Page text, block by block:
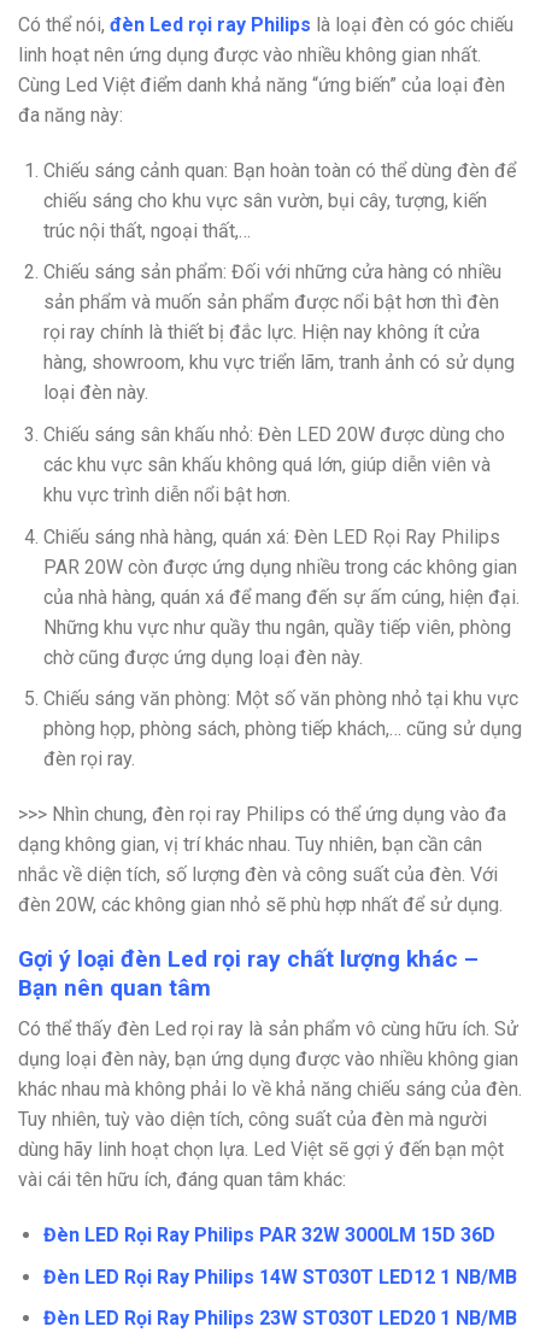
Có thể nói, đèn Led rọi ray Philips là loại đèn có góc chiếu
linh hoạt nên ứng dụng được vào nhiều không gian nhất.
Cùng Led Việt điểm danh khả năng “ứng biến” của loại đèn
đa năng này:
Chiếu sáng cảnh quan: Bạn hoàn toàn có thể dùng đèn để
chiếu sáng cho khu vực sân vườn, bụi cây, tượng, kiến
trúc nội thất, ngoại thất,…
Chiếu sáng sản phẩm: Đối với những cửa hàng có nhiều
sản phẩm và muốn sản phẩm được nổi bật hơn thì đèn
rọi ray chính là thiết bị đắc lực. Hiện nay không ít cửa
hàng, showroom, khu vực triển lãm, tranh ảnh có sử dụng
loại đèn này.
Chiếu sáng sân khấu nhỏ: Đèn LED 20W được dùng cho
các khu vực sân khấu không quá lớn, giúp diễn viên và
khu vực trình diễn nổi bật hơn.
Chiếu sáng nhà hàng, quán xá: Đèn LED Rọi Ray Philips
PAR 20W còn được ứng dụng nhiều trong các không gian
của nhà hàng, quán xá để mang đến sự ấm cúng, hiện đại.
Những khu vực như quầy thu ngân, quầy tiếp viên, phòng
chờ cũng được ứng dụng loại đèn này.
Chiếu sáng văn phòng: Một số văn phòng nhỏ tại khu vực
phòng họp, phòng sách, phòng tiếp khách,… cũng sử dụng
đèn rọi ray.
>>> Nhìn chung, đèn rọi ray Philips có thể ứng dụng vào đa
dạng không gian, vị trí khác nhau. Tuy nhiên, bạn cần cân
nhắc về diện tích, số lượng đèn và công suất của đèn. Với
đèn 20W, các không gian nhỏ sẽ phù hợp nhất để sử dụng.
Gợi ý loại đèn Led rọi ray chất lượng khác –
Bạn nên quan tâm
Có thể thấy đèn Led rọi ray là sản phẩm vô cùng hữu ích. Sử
dụng loại đèn này, bạn ứng dụng được vào nhiều không gian
khác nhau mà không phải lo về khả năng chiếu sáng của đèn.
Tuy nhiên, tuỳ vào diện tích, công suất của đèn mà người
dùng hãy linh hoạt chọn lựa. Led Việt sẽ gợi ý đến bạn một
vài cái tên hữu ích, đáng quan tâm khác:
Đèn LED Rọi Ray Philips PAR 32W 3000LM 15D 36D
Đèn LED Rọi Ray Philips 14W ST030T LED12 1 NB/MB
Đèn LED Rọi Ray Philips 23W ST030T LED20 1 NB/MB